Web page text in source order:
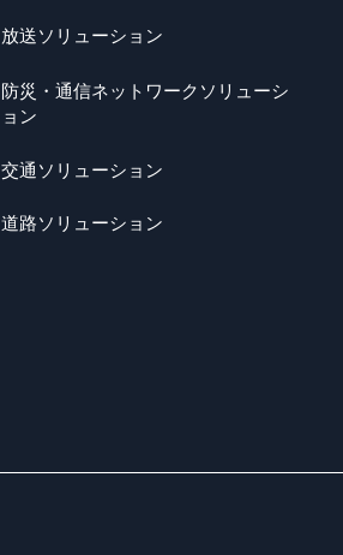
放送ソリューション
防災・通信ネットワークソリューシ
ョン
交通ソリューション
道路ソリューション